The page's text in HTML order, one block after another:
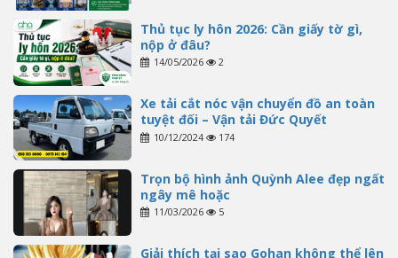
Thủ tục ly hôn 2026: Cần giấy tờ gì,
nộp ở đâu?
14/05/2026 2
Xe tải cắt nóc vận chuyển đồ an toàn
tuyệt đối – Vận tải Đức Quyết
10/12/2024 174
Trọn bộ hình ảnh Quỳnh Alee đẹp ngất
ngây mê hoặc
11/03/2026 5
Giải thích tại sao Gohan không thể lên